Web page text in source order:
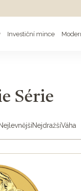
Investiční mince
Série
NejlevnějšíNejdražšíVáha